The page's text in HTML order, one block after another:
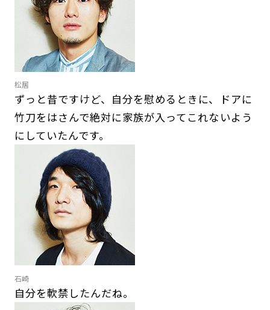
松居
ずっと昔ですけど、自分を慰めるときに、ドアに
竹刀をはさんで絶対に家族が入ってこれないよう
にしていたんです。
石崎
自分を軟禁したんだね。